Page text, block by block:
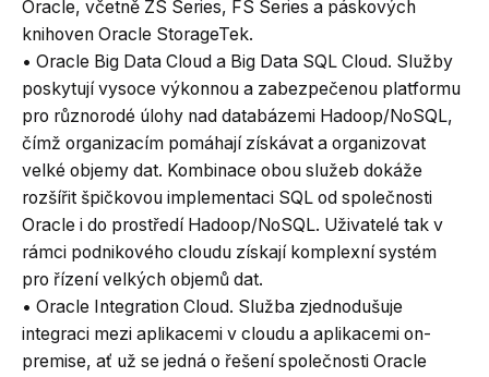
Oracle, včetně ZS Series, FS Series a páskových
knihoven Oracle StorageTek.
• Oracle Big Data Cloud a Big Data SQL Cloud. Služby
poskytují vysoce výkonnou a zabezpečenou platformu
pro různorodé úlohy nad databázemi Hadoop/NoSQL,
čímž organizacím pomáhají získávat a organizovat
velké objemy dat. Kombinace obou služeb dokáže
rozšířit špičkovou implementaci SQL od společnosti
Oracle i do prostředí Hadoop/NoSQL. Uživatelé tak v
rámci podnikového cloudu získají komplexní systém
pro řízení velkých objemů dat.
• Oracle Integration Cloud. Služba zjednodušuje
integraci mezi aplikacemi v cloudu a aplikacemi on-
premise, ať už se jedná o řešení společnosti Oracle